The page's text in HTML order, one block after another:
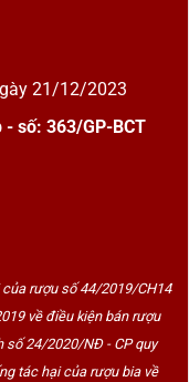
21/12/2023
- số: 363/GP-BCT
rượu số 44/2019/CH14
về điều kiện bán rượu
số 24/2020/NĐ - CP quy
tác hại của rượu bia về